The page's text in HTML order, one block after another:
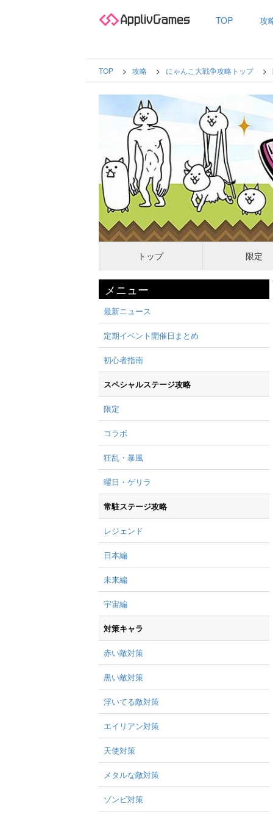
TOP 攻
TOP 攻略 にゃんこ大戦争攻略トップ
トップ 限定
メニュー
最新ニュース
定期イベント開催日まとめ
初心者指南
スペシャルステージ攻略
限定
コラボ
狂乱・暴風
曜日・ゲリラ
常駐ステージ攻略
レジェンド
日本編
未来編
宇宙編
対策キャラ
赤い敵対策
黒い敵対策
浮いてる敵対策
エイリアン対策
天使対策
メタルな敵対策
ゾンビ対策